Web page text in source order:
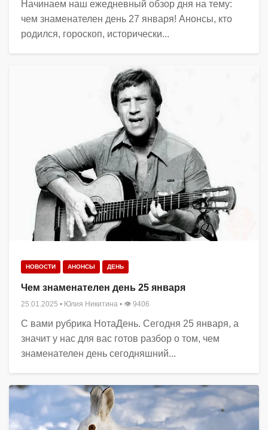
Начинаем наш ежедневный обзор дня на тему:
чем знаменателен день 27 января! Анонсы, кто
родился, гороскоп, исторически...
НОВОСТИ АНОНСЫ ДЕНЬ
Чем знаменателен день 25 января
25.01.2025 • Юлия Никитина • 👁 9406
С вами рубрика НотаДень. Сегодня 25 января, а
значит у нас для вас готов разбор о том, чем
знаменателен день сегодняшний...